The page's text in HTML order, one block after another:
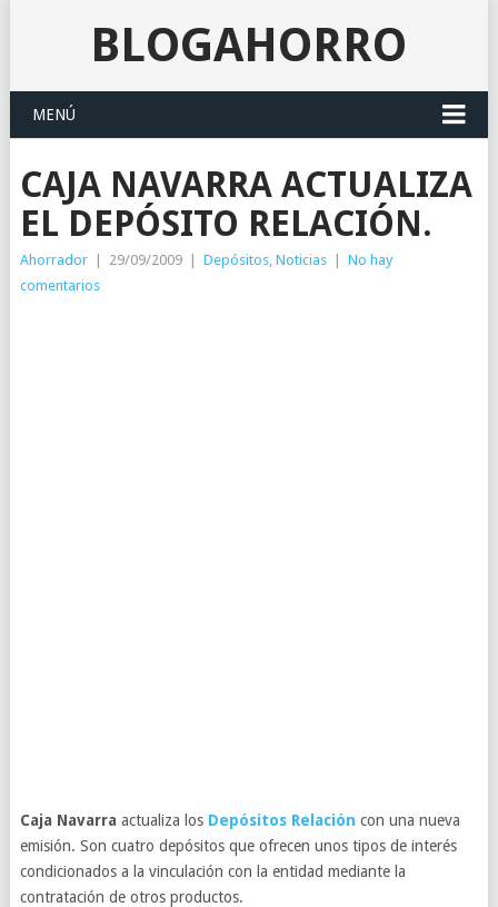
BLOGAHORRO
MENÚ
CAJA NAVARRA ACTUALIZA
EL DEPÓSITO RELACIÓN.
Ahorrador 29/09/2009 Depósitos, Noticias
No hay
comentarios
Caja Navarra actualiza los Depósitos Relación con una nueva
emisión. Son cuatro depósitos que ofrecen unos tipos de interés
condicionados a la vinculación con la entidad mediante la
contratación de otros productos.